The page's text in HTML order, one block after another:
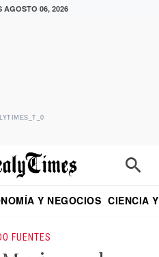
AGOSTO 06, 2026
Y NEGOCIOS CIENCIA
FUENTES